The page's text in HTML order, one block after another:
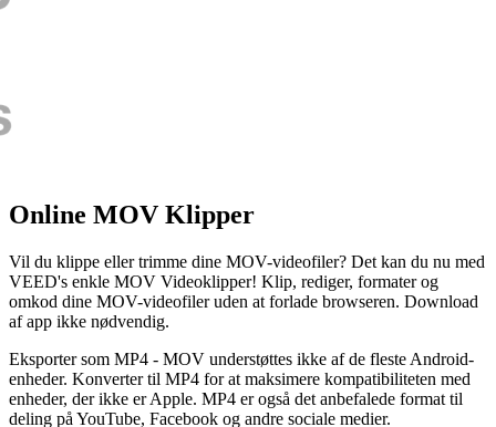
Online MOV Klipper
Vil du klippe eller trimme dine MOV-videofiler? Det kan du nu med
VEED's enkle MOV Videoklipper! Klip, rediger, formater og
omkod dine MOV-videofiler uden at forlade browseren. Download
af app ikke nødvendig.
Eksporter som MP4 - MOV understøttes ikke af de fleste Android-
enheder. Konverter til MP4 for at maksimere kompatibiliteten med
enheder, der ikke er Apple. MP4 er også det anbefalede format til
deling på YouTube, Facebook og andre sociale medier.